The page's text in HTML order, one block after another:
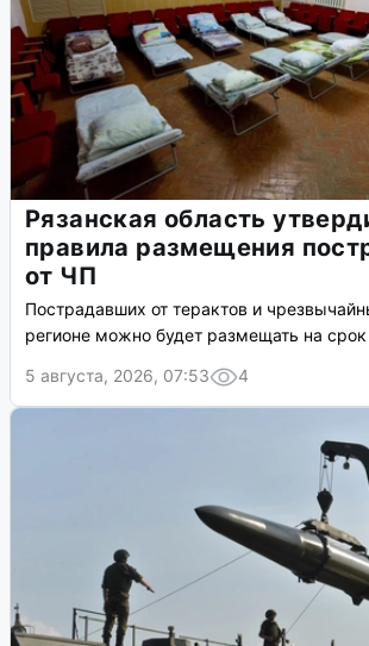
Рязанская область
правила размещения
от ЧП
Пострадавших от терактов и
регионе можно будет размещать на срок
5 августа, 2026, 07:53
4